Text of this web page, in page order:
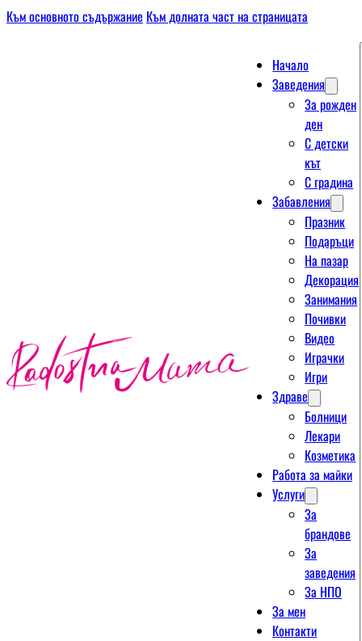
Към основното съдържание Към долната част на страницата
Начало
Заведения
За рожден
ден
С детски
кът
С градина
Забавления
Празник
Подаръци
На пазар
Декорация
Занимания
Почивки
Видео
Играчки
Игри
Здраве
Болници
Лекари
Козметика
Работа за майки
Услуги
За
брандове
За
заведения
За НПО
За мен
Контакти